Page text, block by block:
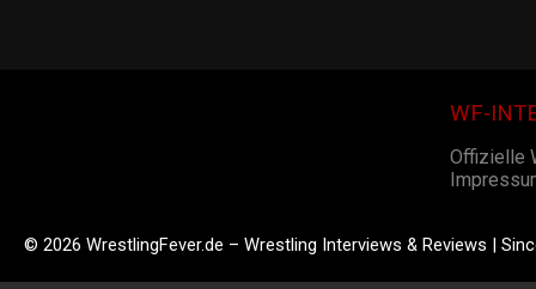
WF-
Offizielle
© 2026 WrestlingFever.de – Wrestling Interviews & Reviews |